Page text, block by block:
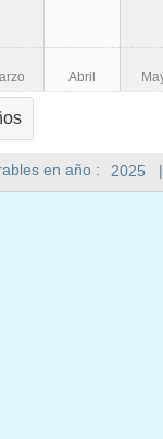
en año : 2025 |
Abril